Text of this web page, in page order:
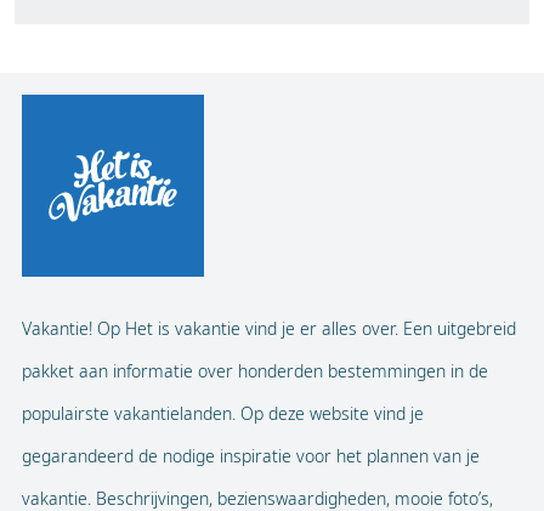
Vakantie! Op Het is vakantie vind je er alles over. Een uitgebreid
pakket aan informatie over honderden bestemmingen in de
populairste vakantielanden. Op deze website vind je
gegarandeerd de nodige inspiratie voor het plannen van je
vakantie. Beschrijvingen, bezienswaardigheden, mooie foto’s,